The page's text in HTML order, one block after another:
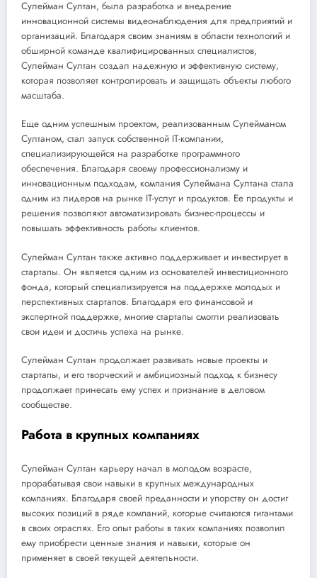
Сулейман Султан, была разработка и внедрение
инновационной системы видеонаблюдения для предприятий и
организаций. Благодаря своим знаниям в области технологий и
обширной команде квалифицированных специалистов,
Сулейман Султан создал надежную и эффективную систему,
которая позволяет контролировать и защищать объекты любого
масштаба.
Еще одним успешным проектом, реализованным Сулейманом
Султаном, стал запуск собственной IT-компании,
специализирующейся на разработке программного
обеспечения. Благодаря своему профессионализму и
инновационным подходам, компания Сулеймана Султана стала
одним из лидеров на рынке IT-услуг и продуктов. Ее продукты и
решения позволяют автоматизировать бизнес-процессы и
повышать эффективность работы клиентов.
Сулейман Султан также активно поддерживает и инвестирует в
стартапы. Он является одним из основателей инвестиционного
фонда, который специализируется на поддержке молодых и
перспективных стартапов. Благодаря его финансовой и
экспертной поддержке, многие стартапы смогли реализовать
свои идеи и достичь успеха на рынке.
Сулейман Султан продолжает развивать новые проекты и
стартапы, и его творческий и амбициозный подход к бизнесу
продолжает принесать ему успех и признание в деловом
сообществе.
Работа в крупных компаниях
Сулейман Султан карьеру начал в молодом возрасте,
прорабатывая свои навыки в крупных международных
компаниях. Благодаря своей преданности и упорству он достиг
высоких позиций в ряде компаний, которые считаются гигантами
в своих отраслях. Его опыт работы в таких компаниях позволил
ему приобрести ценные знания и навыки, которые он
применяет в своей текущей деятельности.